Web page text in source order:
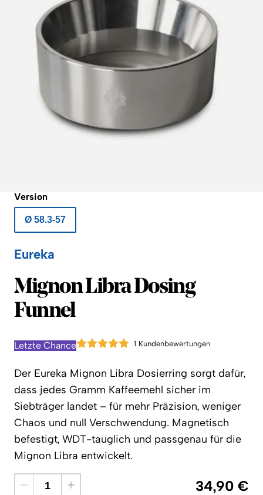
Version
Ø 58.3-57
Eureka
Eureka
Mignon Libra Dosing
Funnel
Letzte Chance 1 Kundenbewertungen
Der Eureka Mignon Libra Dosierring sorgt dafür,
dass jedes Gramm Kaffeemehl sicher im
Siebträger landet – für mehr Präzision, weniger
Chaos und null Verschwendung. Magnetisch
befestigt, WDT-tauglich und passgenau für die
Mignon Libra entwickelt.
34,90 €